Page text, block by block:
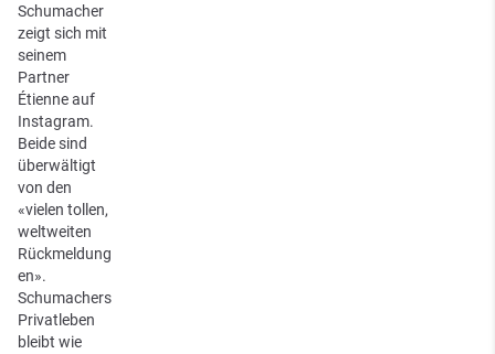
Schumacher
zeigt sich mit
seinem
Partner
Étienne auf
Instagram.
Beide sind
überwältigt
von den
«vielen tollen,
weltweiten
Rückmeldung
en».
Schumachers
Privatleben
bleibt wie